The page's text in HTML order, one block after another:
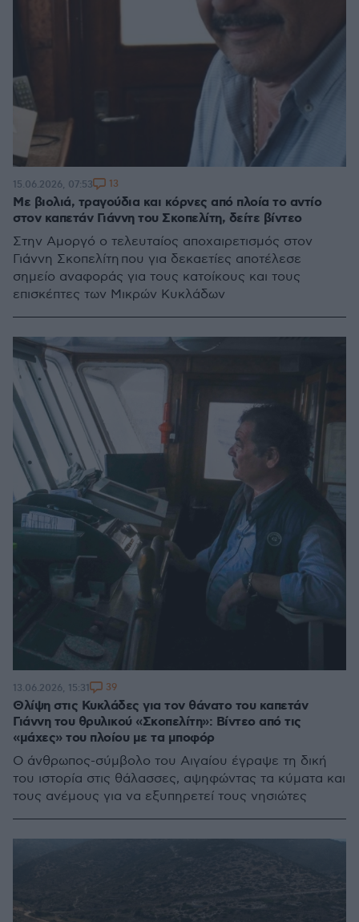
Με βιολιά, τραγούδια και κόρνες από πλοία το αντίο
στον καπετάν Γιάννη του Σκοπελίτη, δείτε βίντεο
Στην Αμοργό ο τελευταίος αποχαιρετισμός στον
Γιάννη Σκοπελίτη που για δεκαετίες αποτέλεσε
σημείο αναφοράς για τους κατοίκους και τους
επισκέπτες των Μικρών Κυκλάδων
15.06.2026, 07:53 13
Θλίψη στις Κυκλάδες για τον θάνατο του καπετάν
Γιάννη του θρυλικού «Σκοπελίτη»: Βίντεο από τις
«μάχες» του πλοίου με τα μποφόρ
Ο άνθρωπος-σύμβολο του Αιγαίου έγραψε τη δική
του ιστορία στις θάλασσες, αψηφώντας τα κύματα και
τους ανέμους για να εξυπηρετεί τους νησιώτες
13.06.2026, 15:31 39